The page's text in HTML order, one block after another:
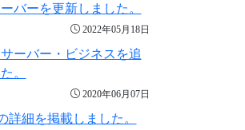
バーを更新しました。
2022年05月18日
ーバー・ビジネスを追
。
2020年06月07日
詳細を掲載しました。